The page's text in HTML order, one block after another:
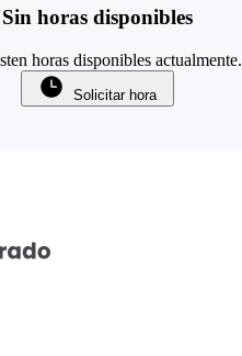
Sin horas disponibles
horas disponibles actualmente.
Solicitar hora